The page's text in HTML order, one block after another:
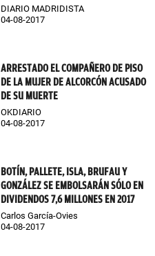
DIARIO MADRIDISTA
04-08-2017
ARRESTADO EL COMPAÑERO DE PISO
DE LA MUJER DE ALCORCÓN ACUSADO
DE SU MUERTE
OKDIARIO
04-08-2017
BOTÍN, PALLETE, ISLA, BRUFAU Y
GONZÁLEZ SE EMBOLSARÁN SÓLO EN
DIVIDENDOS 7,6 MILLONES EN 2017
Carlos García-Ovies
04-08-2017